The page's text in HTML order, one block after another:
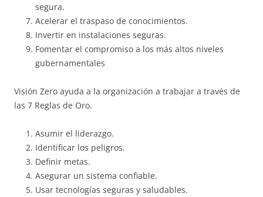
segura.
Acelerar el traspaso de conocimientos.
Invertir en instalaciones seguras.
Fomentar el compromiso a los más altos niveles
gubernamentales
Visión Zero ayuda a la organización a trabajar a través de
las 7 Reglas de Oro.
Asumir el liderazgo.
Identificar los peligros.
Definir metas.
Asegurar un sistema confiable.
Usar tecnologías seguras y saludables.